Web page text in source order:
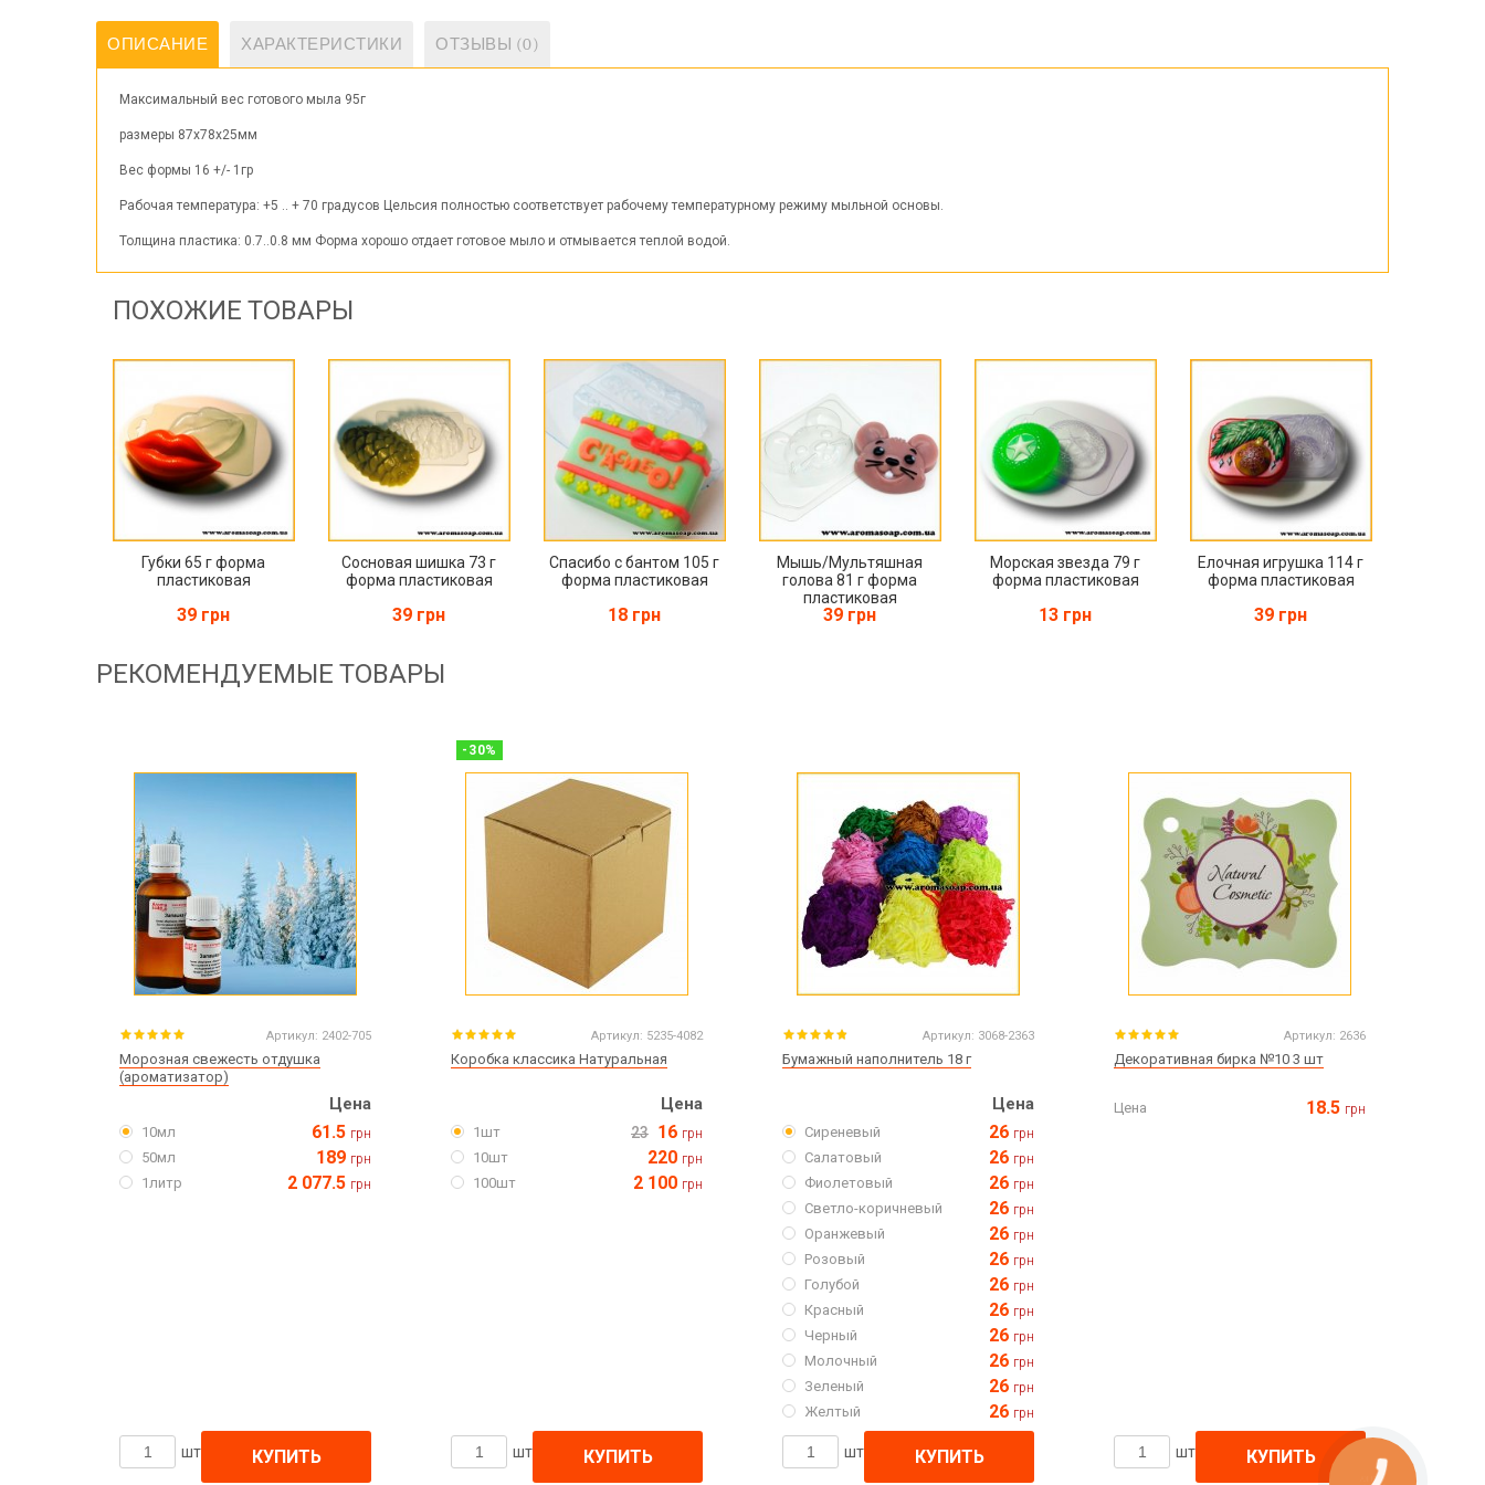
ОПИСАНИЕ ХАРАКТЕРИСТИКИ ОТЗЫВЫ (0)
Максимальный вес готового мыла 95г
размеры 87х78х25мм
Вес формы 16 +/- 1гр
Рабочая температура: +5 .. + 70 градусов Цельсия полностью соответствует рабочему температурному режиму мыльной основы.
Толщина пластика: 0.7..0.8 мм Форма хорошо отдает готовое мыло и отмывается теплой водой.
ПОХОЖИЕ ТОВАРЫ
Губки 65 г форма
пластиковая
39 грн
Сосновая шишка 73 г
форма пластиковая
39 грн
Спасибо с бантом 105 г
форма пластиковая
18 грн
Мышь/Мультяшная
голова 81 г форма
пластиковая
39 грн
Морская звезда 79 г
форма пластиковая
13 грн
Елочная игрушка 114 г
форма пластиковая
39 грн
РЕКОМЕНДУЕМЫЕ ТОВАРЫ
Артикул: 2402-705
Морозная свежесть отдушка
(ароматизатор)
Цена
10мл 61.5 грн
50мл 189 грн
1литр 2 077.5 грн
шт КУПИТЬ
- 30%
Артикул: 5235-4082
Коробка классика Натуральная
Цена
1шт 23 16 грн
10шт 220 грн
100шт 2 100 грн
шт КУПИТЬ
Артикул: 3068-2363
Бумажный наполнитель 18 г
Цена
Сиреневый 26 грн
Салатовый 26 грн
Фиолетовый 26 грн
Светло-коричневый 26 грн
Оранжевый 26 грн
Розовый 26 грн
Голубой 26 грн
Красный 26 грн
Черный 26 грн
Молочный 26 грн
Зеленый 26 грн
Желтый 26 грн
шт КУПИТЬ
Артикул: 2636
Декоративная бирка №10 3 шт
Цена 18.5 грн
шт КУПИТЬ